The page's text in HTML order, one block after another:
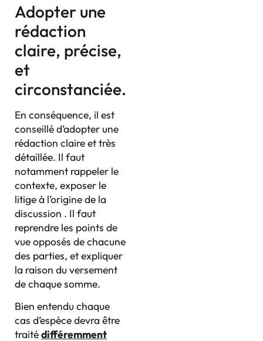
Adopter une
rédaction
claire, précise,
et
circonstanciée.
En conséquence, il est
conseillé d’adopter une
rédaction claire et très
détaillée. Il faut
notamment rappeler le
contexte, exposer le
litige à l’origine de la
discussion . Il faut
reprendre les points de
vue opposés de chacune
des parties, et expliquer
la raison du versement
de chaque somme.
Bien entendu chaque
cas d’espèce devra être
traitédifféremment